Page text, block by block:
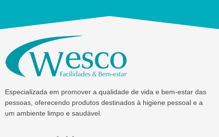
Especializada em promover a qualidade de vida e bem-estar das
pessoas, oferecendo produtos destinados à higiene pessoal e a
um ambiente limpo e saudável.